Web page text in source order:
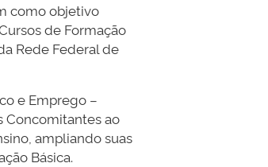
como objetivo
de Formação
Rede Federal de
e Emprego –
Concomitantes ao
ampliando suas
Básica.